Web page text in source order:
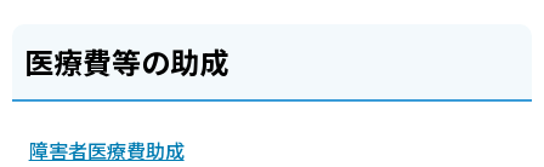
医療費等の助成
障害者医療費助成